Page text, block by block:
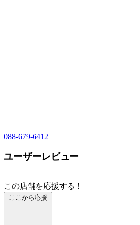
088-679-6412
ユーザーレビュー
この店舗を応援する！
ここから応援